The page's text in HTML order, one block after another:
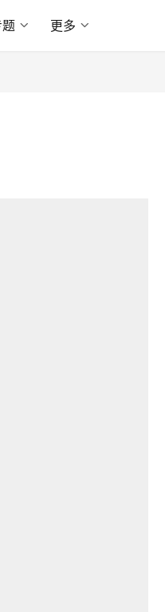
更多